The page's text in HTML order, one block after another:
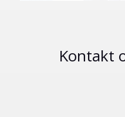
Kontakt